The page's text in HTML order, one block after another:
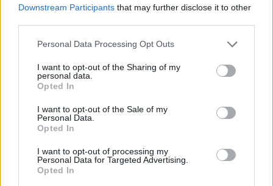
Downstream Participants that may further disclose it to other
Personal Data Processing Opt Outs
I want to opt-out of the Sharing of my
personal data.
Opted In
I want to opt-out of the Sale of my
Personal Data.
Opted In
I want to opt-out of processing my
Personal Data for Targeted Advertising.
Opted In
ismét elindult a roham a meglévő, egyébként nem
túl sok szakképzett szakácsért és felszolgálóért a
vendéglátásban. A csak nyáron nyitva tartó
fizetésért próbálják átcsábítani más éttermek
alkalmazottait, akik viszont ideiglenesen jól
járhatnak a váltással, de csak akkor, ha nem
szokatlan számukra a heti 6 munkanapos és a 10-12
órás munkavégzés. Sőt, előfordul a 16 órás
munkanap is, speciális körülmények között.